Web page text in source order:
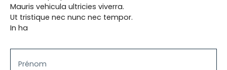
Mauris vehicula ultricies viverra.
Ut tristique nec nunc nec tempor.
In ha
Prénom